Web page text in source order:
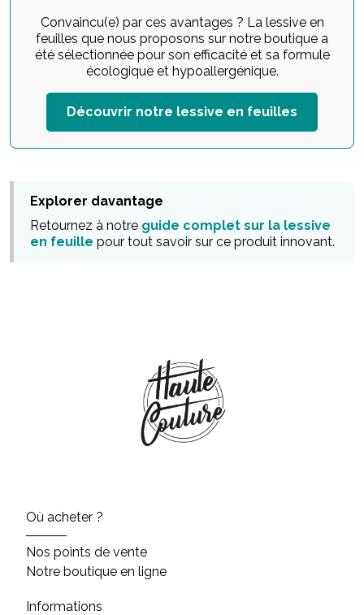
Convaincu(e) par ces avantages ? La lessive en
feuilles que nous proposons sur notre boutique a
été sélectionnée pour son efficacité et sa formule
écologique et hypoallergénique.
Découvrir notre lessive en feuilles
Explorer davantage
Retournez à notre guide complet sur la lessive
en feuille pour tout savoir sur ce produit innovant.
Où acheter ?
Nos points de vente
Notre boutique en ligne
Informations